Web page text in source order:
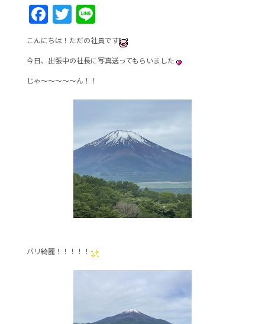
F
a
c
e
b
T
w
itt
er
Li
n
e
こんにちは！ただの社員です
今日、出張中の社長に写真送ってもらいました
じゃ～～～～～ん！！
バリ綺麗！！！！！